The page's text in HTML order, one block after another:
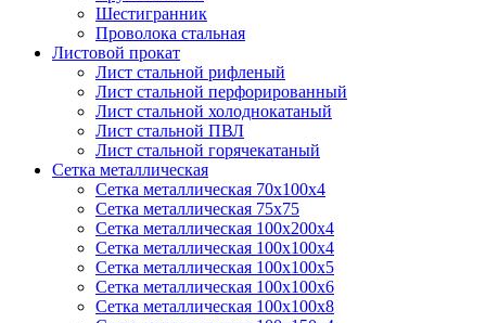
Шестигранник
Проволока стальная
Листовой прокат
Лист стальной рифленый
Лист стальной перфорированный
Лист стальной холоднокатаный
Лист стальной ПВЛ
Лист стальной горячекатаный
Сетка металлическая
Сетка металлическая 70х100х4
Сетка металлическая 75х75
Сетка металлическая 100х200х4
Сетка металлическая 100х100х4
Сетка металлическая 100х100х5
Сетка металлическая 100х100х6
Сетка металлическая 100х100х8